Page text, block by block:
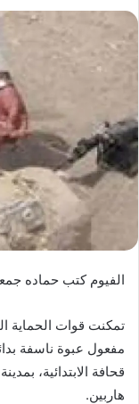
الفيوم كتب حماده
تمكنت قوات الحماية
مفعول عبوة ناسفة
هاربين.